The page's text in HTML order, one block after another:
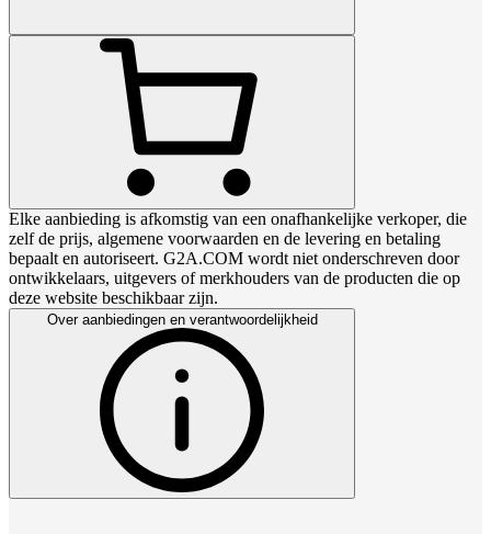
Elke aanbieding is afkomstig van een onafhankelijke verkoper, die
zelf de prijs, algemene voorwaarden en de levering en betaling
bepaalt en autoriseert. G2A.COM wordt niet onderschreven door
ontwikkelaars, uitgevers of merkhouders van de producten die op
deze website beschikbaar zijn.
Over aanbiedingen en verantwoordelijkheid